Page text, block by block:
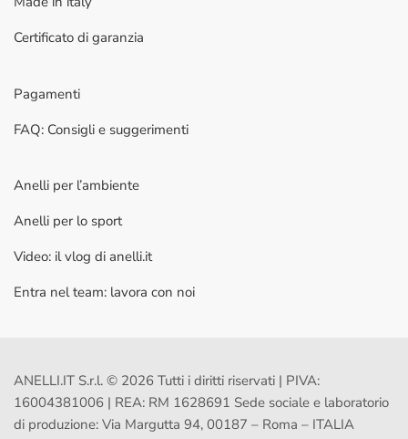
Certificato di garanzia
Pagamenti
FAQ: Consigli e suggerimenti
Anelli per l’ambiente
Anelli per lo sport
Video: il vlog di anelli.it
Entra nel team: lavora con noi
ANELLI.IT S.r.l. © 2026 Tutti i diritti riservati | PIVA:
16004381006 | REA: RM 1628691 Sede sociale e laboratorio
di produzione: Via Margutta 94, 00187 – Roma – ITALIA